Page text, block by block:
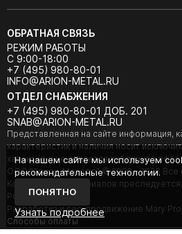
ОБРАТНАЯ СВЯЗЬ
РЕЖИМ РАБОТЫ
С 9:00-18:00
+7 (495) 980-80-01
INFO@ARION-METAL.RU
ОТДЕЛ СНАБЖЕНИЯ
+7 (495) 980-80-01 ДОБ. 201
SNAB@ARION-METAL.RU
Представленная на сайте информация,
характеристик и наличия носит
характер и не является публичной
ООО "Арион-Металл" © 2020 - 2026 Все
Копирование материалов преследуется
РФ).
Разработка и seo-продвижение Mary
Cпособы оплаты
На нашем сайте мы используем
рекомендательные технологии.
ПОНЯТНО
Узнать подробнее